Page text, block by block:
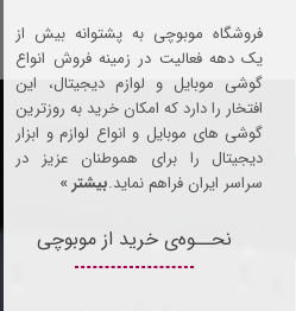
نحــوه‌ی خرید از موبوچی
فروشگاه موبوچی به پشتوانه بیش از
یک دهه فعالیت در زمینه فروش انواع
گوشی موبایل و لوازم دیجیتال، این
افتخار را دارد که امکان خرید به روزترین
گوشی های موبایل و انواع لوازم و ابزار
دیجیتال را برای هموطنان عزیز در
سراسر ایران فراهم نماید.بیشتر »